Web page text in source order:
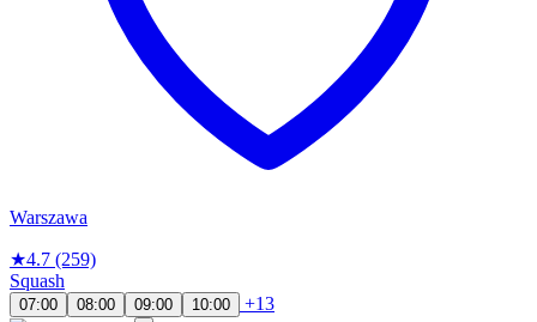
Warszawa
★4.7 (259)
Squash
07:00 08:00 09:00 10:00
+13